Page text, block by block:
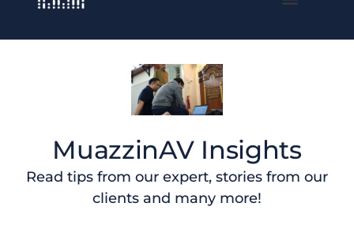
MuazzinAV Insights
Read tips from our expert, stories from our
clients and many more!